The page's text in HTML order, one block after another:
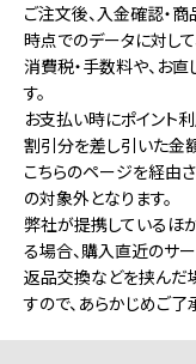
ご注文後、入金確認・
時点でのデータに対して
消費税・手数料や、お
す。
お支払い時にポイント
割引分を差し引いた金
こちらのページを経由
の対象外となります。
弊社が提携しているほ
る場合、購入直近のサ
返品交換などを挟んだ
すので、あらかじめご了